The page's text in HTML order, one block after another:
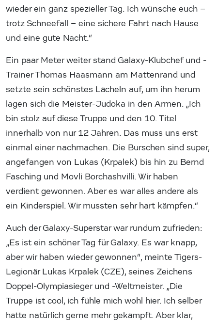
wieder ein ganz spezieller Tag. Ich wünsche euch –
trotz Schneefall – eine sichere Fahrt nach Hause
und eine gute Nacht.“
Ein paar Meter weiter stand Galaxy-Klubchef und -
Trainer Thomas Haasmann am Mattenrand und
setzte sein schönstes Lächeln auf, um ihn herum
lagen sich die Meister-Judoka in den Armen. „Ich
bin stolz auf diese Truppe und den 10. Titel
innerhalb von nur 12 Jahren. Das muss uns erst
einmal einer nachmachen. Die Burschen sind super,
angefangen von Lukas (Krpalek) bis hin zu Bernd
Fasching und Movli Borchashvilli. Wir haben
verdient gewonnen. Aber es war alles andere als
ein Kinderspiel. Wir mussten sehr hart kämpfen.“
Auch der Galaxy-Superstar war rundum zufrieden:
„Es ist ein schöner Tag für Galaxy. Es war knapp,
aber wir haben wieder gewonnen“, meinte Tigers-
Legionär Lukas Krpalek (CZE), seines Zeichens
Doppel-Olympiasieger und -Weltmeister. „Die
Truppe ist cool, ich fühle mich wohl hier. Ich selber
hätte natürlich gerne mehr gekämpft. Aber klar,